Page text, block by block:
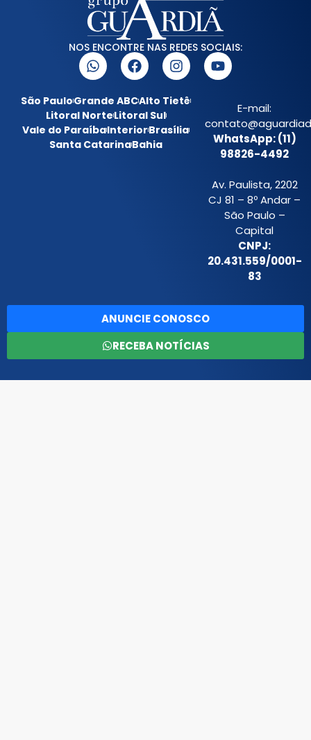
NOS ENCONTRE NAS REDES SOCIAIS:
São PauloGrande ABCAlto Tietê
Litoral NorteLitoral Sul
Vale do ParaíbaInteriorBrasília
Santa CatarinaBahia
E-mail:
WhatsApp: (11)
98826-4492
Av. Paulista, 2202
CJ 81 – 8º Andar –
São Paulo –
Capital
CNPJ:
20.431.559/0001-
83
ANUNCIE CONOSCO
RECEBA NOTÍCIAS